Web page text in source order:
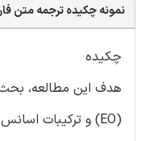
نمونه چکیده ترجمه متن
چکیده
هدف این مطالعه،